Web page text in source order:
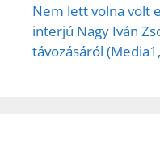
Nem lett volna volt
interjú Nagy Iván
távozásáról